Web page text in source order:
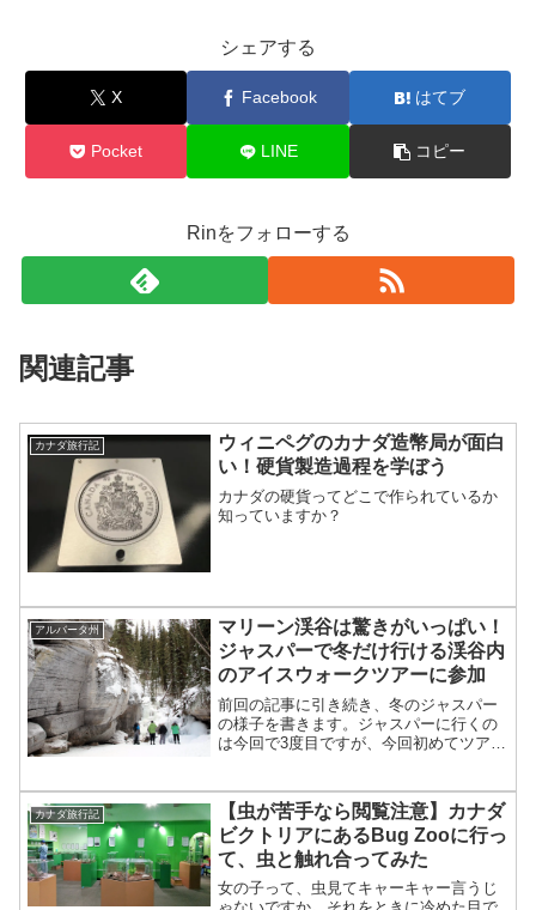
シェアする
X Facebook はてブ
Pocket LINE コピー
Rinをフォローする
関連記事
カナダ旅行記
ウィニペグのカナダ造幣局が面白
い！硬貨製造過程を学ぼう
カナダの硬貨ってどこで作られているか
知っていますか？
アルバータ州
マリーン渓谷は驚きがいっぱい！
ジャスパーで冬だけ行ける渓谷内
のアイスウォークツアーに参加
前回の記事に引き続き、冬のジャスパー
の様子を書きます。ジャスパーに行くの
は今回で3度目ですが、今回初めてツアー
クには載っていないような情報まで聞け
るところでしょう。ただ...
カナダ旅行記
【虫が苦手なら閲覧注意】カナダ
ビクトリアにあるBug Zooに行っ
て、虫と触れ合ってみた
女の子って、虫見てキャーキャー言うじ